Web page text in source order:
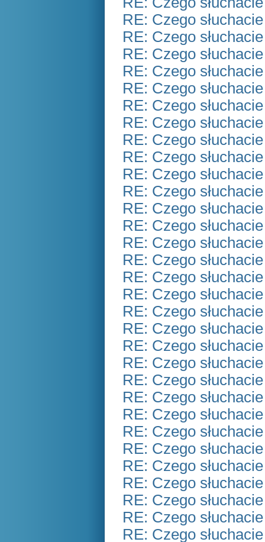
RE: Czego
RE: Czego
RE: Czego
RE: Czego
RE: Czego
RE: Czego
RE: Czego
RE: Czego
RE: Czego
RE: Czego
RE: Czego
RE: Czego
RE: Czego
RE: Czego
RE: Czego
RE: Czego
RE: Czego
RE: Czego
RE: Czego
RE: Czego
RE: Czego
RE: Czego
RE: Czego
RE: Czego
RE: Czego
RE: Czego
RE: Czego
RE: Czego
RE: Czego
RE: Czego
RE: Czego